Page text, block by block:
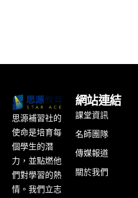
思源補習社的
使命是培育每
個學生的潛
力，並點燃他
們對學習的熱
情。我們立志
網站連結
課堂資訊
名師團隊
傳媒報道
關於我們